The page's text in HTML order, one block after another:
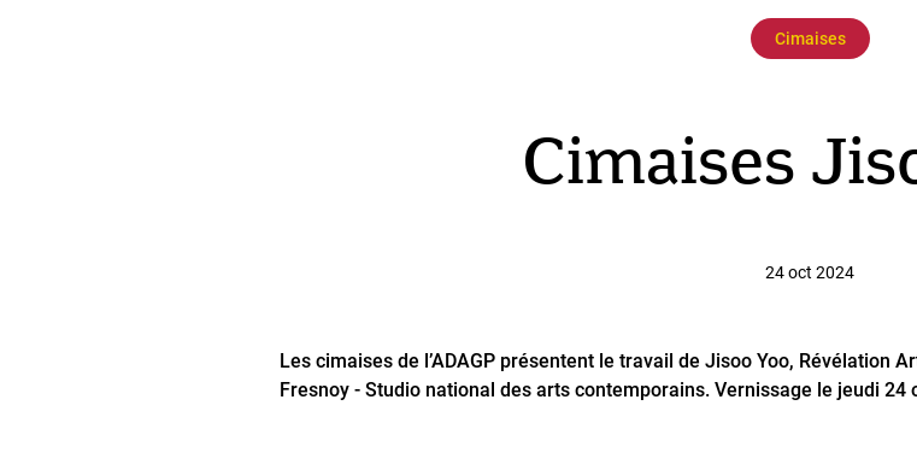
Cimaises
Cimaises
24 oct 2024
Les cimaises de lʼADAGP présentent le travail de Jisoo Yoo, Révélation
Fresnoy - Studio national des arts contemporains. Vernissage le jeudi